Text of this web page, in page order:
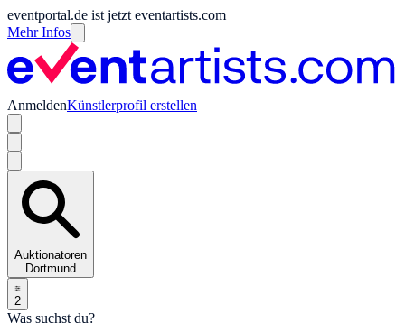
eventportal.de ist jetzt eventartists.com
Mehr Infos
AnmeldenKünstlerprofil erstellen
Auktionatoren
Dortmund
2
Was suchst du?